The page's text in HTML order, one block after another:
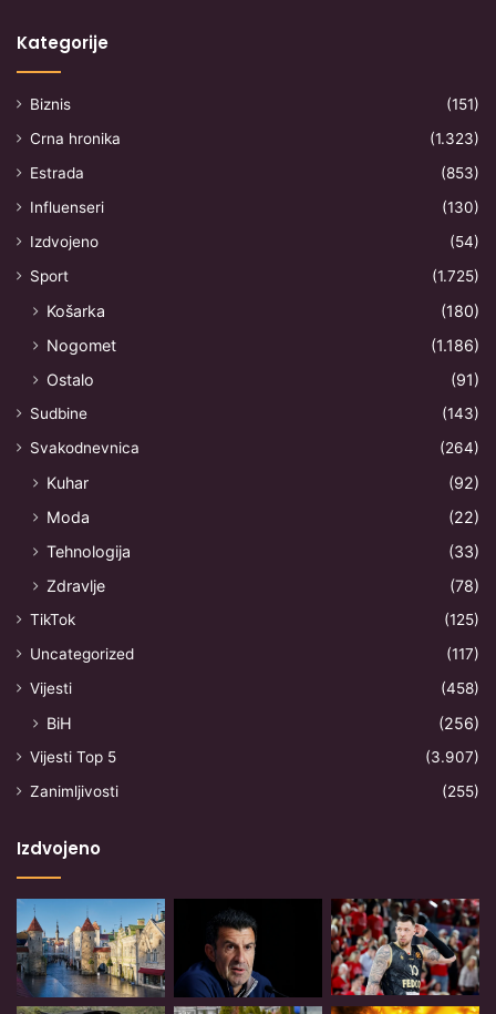
Kategorije
Biznis
(151)
Crna hronika
(1.323)
Estrada
(853)
Influenseri
(130)
Izdvojeno
(54)
Sport
(1.725)
Košarka
(180)
Nogomet
(1.186)
Ostalo
(91)
Sudbine
(143)
Svakodnevnica
(264)
Kuhar
(92)
Moda
(22)
Tehnologija
(33)
Zdravlje
(78)
TikTok
(125)
Uncategorized
(117)
Vijesti
(458)
BiH (256)
Vijesti Top 5
(3.907)
Zanimljivosti
(255)
Izdvojeno